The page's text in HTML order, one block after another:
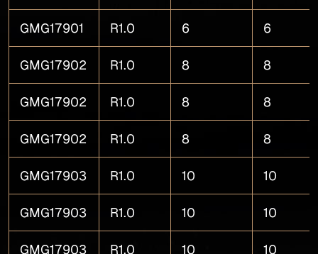
GMG17901 R1.0 6 6
GMG17902 R1.0 8 8
GMG17902 R1.0 8 8
GMG17902 R1.0 8 8
GMG17903 R1.0 10 10
GMG17903 R1.0 10 10
GMG17903 R1.0 10 10